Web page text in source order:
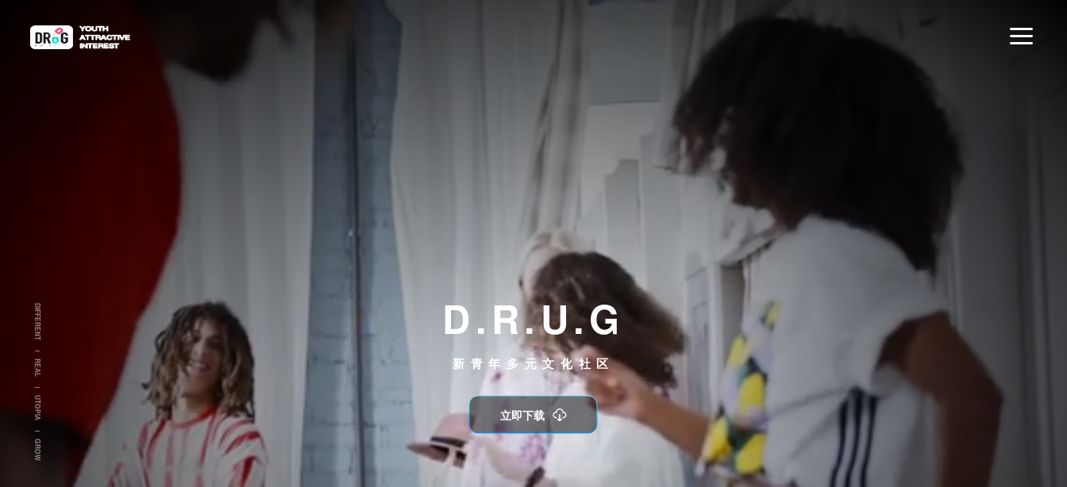
D.R.U.G
新青年多元文化社区
立即下载
DIFFERENT
REAL
UTOPIA
GROW